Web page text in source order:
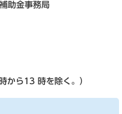
助金事務局
から13 時を除く。）